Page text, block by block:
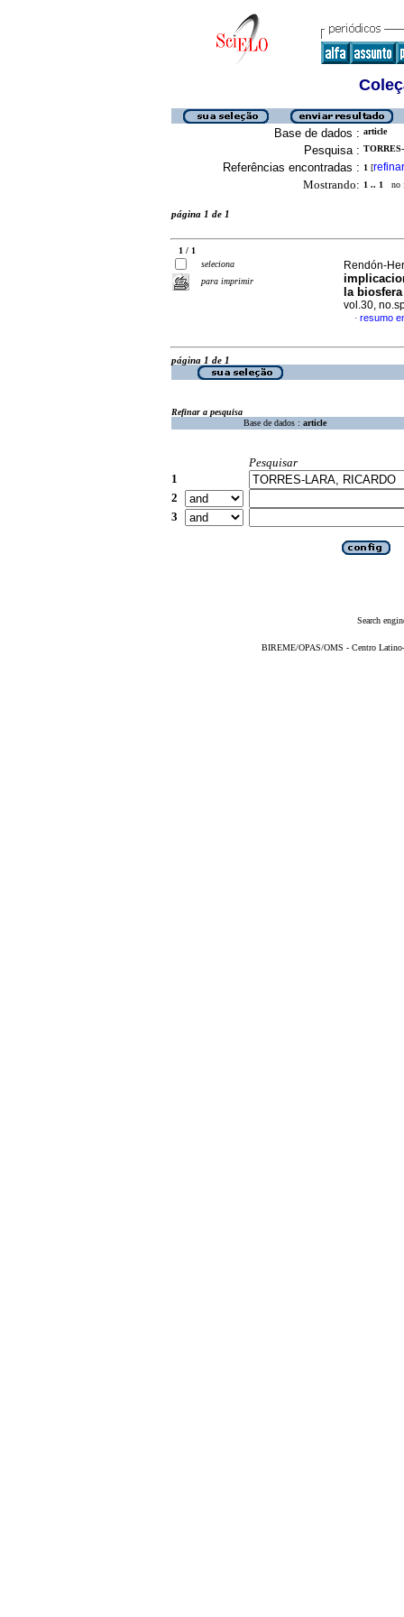
Base de dados : article
Pesquisa :
Referências encontradas : 1 [refinar
Mostrando: 1 .. 1 no
página 1 de 1
1 / 1
seleciona
para imprimir
Rendón-
la
vol.30,
· resumo
página 1 de 1
Refinar a pesquisa
Base de dados : article
Pesquisar
1
2
3
Search
BIREME/OPAS/OMS - Centro Latino-